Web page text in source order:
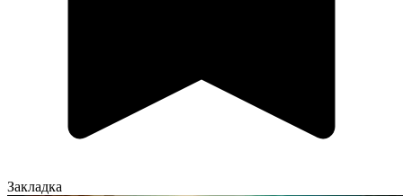
Закладка